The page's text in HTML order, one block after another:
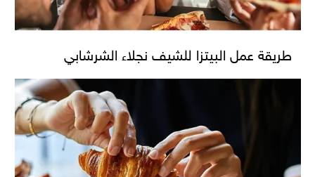
طريقة عمل البيتزا للشيف نجلاء الشرشابي